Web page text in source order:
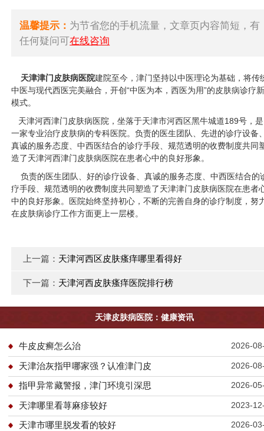
温馨提示： 为节省您的手机流量，文章页内容简短，有
任何疑问可在线咨询
天津津门皮肤病医院建院至今，津门坚持以中医理论为基础，将传
中医与现代西医完美融合，开创“中医为本，西医为用”的皮肤病诊疗
模式。
天津河西津门皮肤病医院，坐落于天津市河西区黑牛城道189号，是
一家专业治疗皮肤病的专科医院。负责的医生团队、先进的诊疗设备
真诚的服务态度、中西医结合的诊疗手段、规范透明的收费制度共同
造了天津河西津门皮肤病医院在患者心中的良好形象。
负责的医生团队、好的诊疗设备、真诚的服务态度、中西医结合的
疗手段、规范透明的收费制度共同塑造了天津津门皮肤病医院在患者
中的良好形象。医院始终坚持初心，不断的完善自身的诊疗制度，努
在皮肤病诊疗工作方面更上一层楼。
上一篇： 天津河西区皮肤瘙痒哪里看得好
下一篇： 天津河西皮肤瘙痒医院排行榜
天津皮肤病医院：健康资讯
牛皮皮癣怎么治 2026-
天津治灰指甲哪家强？认准津门皮 2026-
指甲异常藏警报，津门环境引深思 2026-
天津哪里看荨麻疹较好 2023-
天津市哪里脱发看的较好 2026-